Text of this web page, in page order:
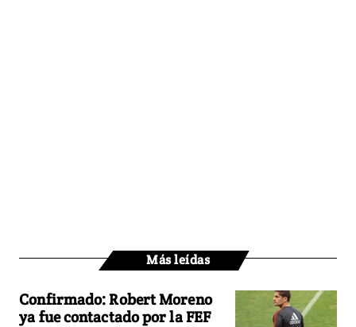
Más leídas
Confirmado: Robert Moreno
ya fue contactado por la FEF